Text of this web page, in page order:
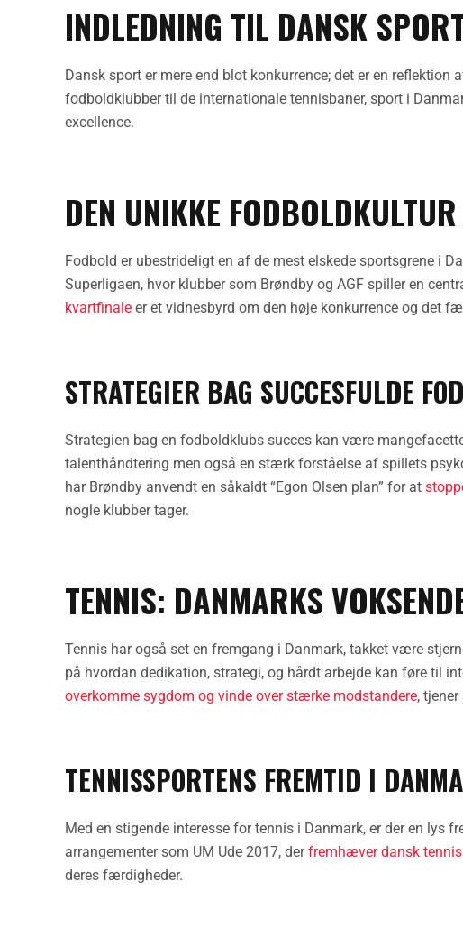
INDLEDNING TIL DANSK
Dansk sport er mere end blot konkurrence; det er en
fodboldklubber til de internationale tennisbaner, sport i
excellence.
DEN UNIKKE
Fodbold er ubestrideligt en af de mest elskede sportsgrene i
Superligaen, hvor klubber som Brøndby og AGF spiller en
kvartfinale er et vidnesbyrd om den høje konkurrence og det
STRATEGIER BAG SUCCESFULDE
Strategien bag en fodboldklubs succes kan være
talenthåndtering men også en stærk forståelse af spillets
har Brøndby anvendt en såkaldt “Egon Olsen plan” for at
nogle klubber tager.
TENNIS: DANMARKS
Tennis har også set en fremgang i Danmark, takket være
på hvordan dedikation, strategi, og hårdt arbejde kan føre til
overkomme sygdom og vinde over stærke modstandere,
TENNISSPORTENS FREMTID I
Med en stigende interesse for tennis i Danmark, er der en lys
arrangementer som UM Ude 2017, derfremhæver dansk tennis
deres færdigheder.